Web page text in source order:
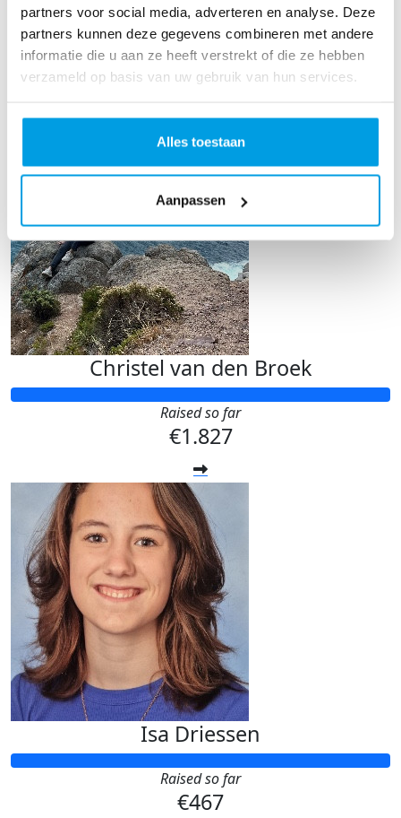
partners voor social media, adverteren en analyse. Deze
partners kunnen deze gegevens combineren met andere
informatie die u aan ze heeft verstrekt of die ze hebben
verzameld op basis van uw gebruik van hun services.
Alles toestaan
Aanpassen
Zet hem op Isa!
TOON MEER
Christel van den Broek
Raised so far
€1.827
Isa Driessen
Raised so far
€467